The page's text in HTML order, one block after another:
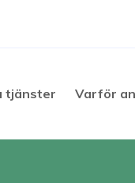
tjänster Varför